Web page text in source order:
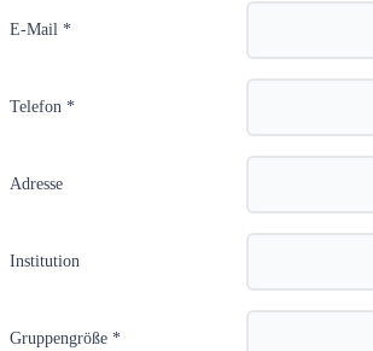
E-Mail *
Telefon *
Adresse
Institution
Gruppengröße *